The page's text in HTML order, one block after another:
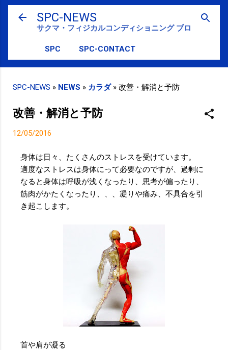
スキップしてメイン コンテンツに移動
SPC-NEWS
サクマ・フィジカルコンディショニング ブログ
SPC SPC-CONTACT
SPC-NEWS » NEWS » カラダ» 改善・解消と予防
改善・解消と予防
12/05/2016
身体は日々、たくさんのストレスを受けています。
適度なストレスは身体にって必要なのですが、過剰に
なると身体は呼吸が浅くなったり、思考が偏ったり、
筋肉がかたくなったり、、、凝りや痛み、不具合を引
き起こします。
首や肩が凝る